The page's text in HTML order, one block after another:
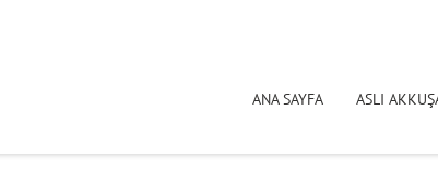
ANA SAYFA ASLI